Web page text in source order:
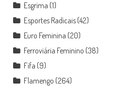
Esgrima (1)
Esportes Radicais(42)
Euro Feminina (20)
Ferroviária Feminino (38)
Fifa (9)
Flamengo (264)